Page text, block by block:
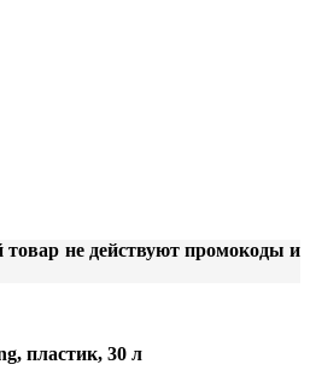
не действуют промокоды и
пластик, 30 л